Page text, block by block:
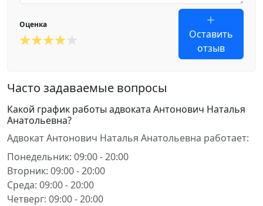
Оценка
Оставить
отзыв
Часто задаваемые вопросы
Какой график работы адвоката Антонович Наталья
Анатольевна?
Адвокат Антонович Наталья Анатольевна работает:
Понедельник: 09:00 - 20:00
Вторник: 09:00 - 20:00
Среда: 09:00 - 20:00
Четверг: 09:00 - 20:00